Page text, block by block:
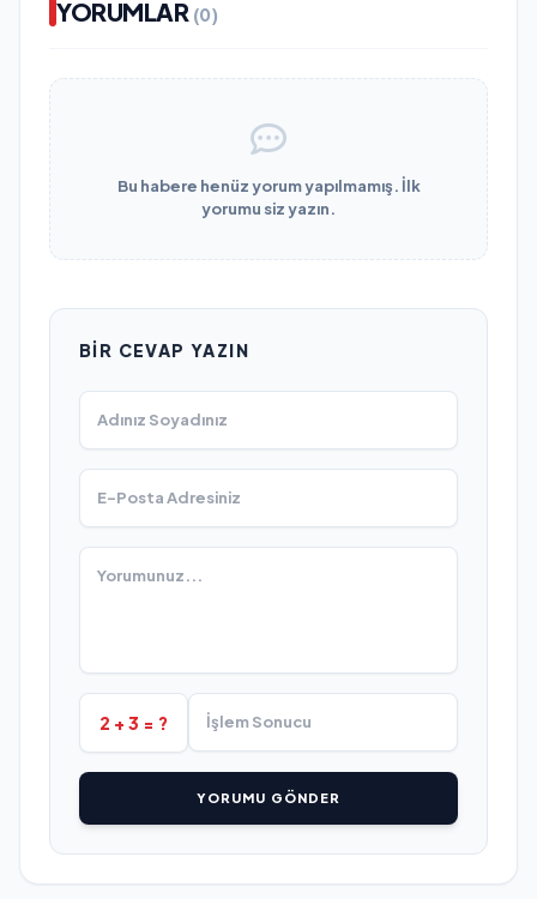
YORUMLAR (0)
Bu habere henüz yorum yapılmamış. İlk
yorumu siz yazın.
BIR CEVAP YAZIN
2 + 3 = ?
YORUMU GÖNDER